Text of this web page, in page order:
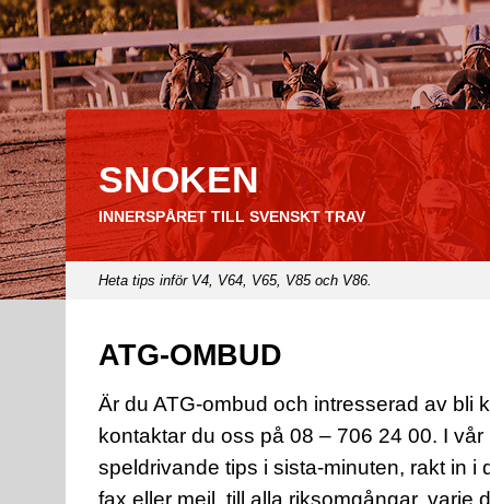
SNOKEN
INNERSPÅRET TILL SVENSKT TRAV
Heta tips inför V4, V64, V65, V85 och V86.
ATG-OMBUD
Är du ATG-ombud och intresserad av bli
kontaktar du oss på 08 – 706 24 00. I
speldrivande tips i sista-minuten, rakt in i
fax eller mejl, till alla riksomgångar, varje